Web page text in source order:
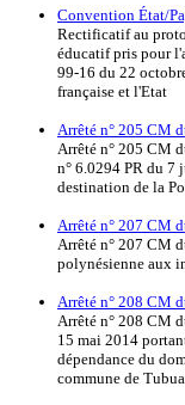
Convention État/
Rectificatif au
éducatif pris pour
99-16 du 22
française et l'Etat
Arrêté n° 205 CM
Arrêté n° 205 CM
n° 6.0294 PR du 7
destination de la
Arrêté n° 207 CM
Arrêté n° 207 CM
polynésienne aux
Arrêté n° 208 CM
Arrêté n° 208 CM
15 mai 2014
dépendance du
commune de